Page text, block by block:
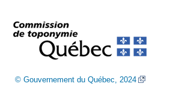
© Gouvernement du Québec, 2024